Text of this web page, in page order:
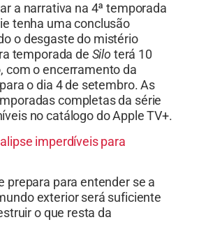
a narrativa na 4ª temporada
tenha uma conclusão
o desgaste do mistério
temporada de Siloterá 10
com o encerramento da
o dia 4 de setembro. As
completas da série
no catálogo do Apple TV+.
imperdíveis para
prepara para entender se a
exterior será suficiente
o que resta da